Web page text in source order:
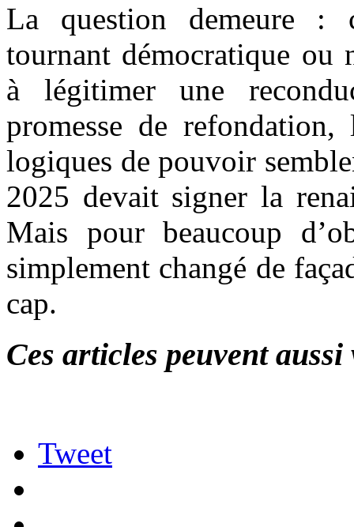
La question demeure :
tournant démocratique ou
à légitimer une
promesse de
logiques de pouvoir
2025 devait signer la
Mais pour beaucoup
simplement changé de
cap.
Ces articles peuvent
Tweet